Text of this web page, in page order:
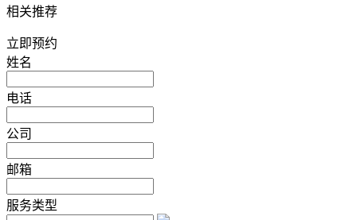
相关推荐
立即预约
姓名
电话
公司
邮箱
服务类型